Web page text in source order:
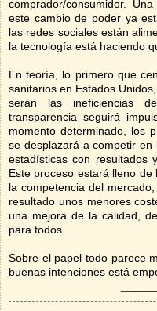
comprador/consumidor.
este cambio de poder ya
las redes sociales están
la tecnología está haciendo
En teoría, lo primero que
sanitarios en Estados
serán las ineficiencias
transparencia seguirá
momento determinado, los
se desplazará a competir
estadísticas con resultados
Este proceso estará lleno
la competencia del
resultado unos menores
una mejora de la calidad,
para todos.
Sobre el papel todo parece
buenas intenciones está